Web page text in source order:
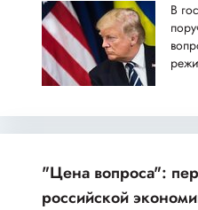
В
"Цена вопроса":
российской